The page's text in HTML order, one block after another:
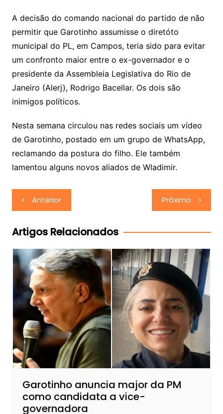
A decisão do comando nacional do partido de não
permitir que Garotinho assumisse o diretóto
municipal do PL, em Campos, teria sido para evitar
um confronto maior entre o ex-governador e o
presidente da Assembleia Legislativa do Rio de
Janeiro (Alerj), Rodrigo Bacellar. Os dois são
inimigos políticos.
Nesta semana circulou nas redes sociais um vídeo
de Garotinho, postado em um grupo de WhatsApp,
reclamando da postura do filho. Ele também
lamentou alguns novos aliados de Wladimir.
Navegação
de
Post
Anterior Próximo
Artigos Relacionados
Garotinho anuncia major da PM
como candidata a vice-
governadora